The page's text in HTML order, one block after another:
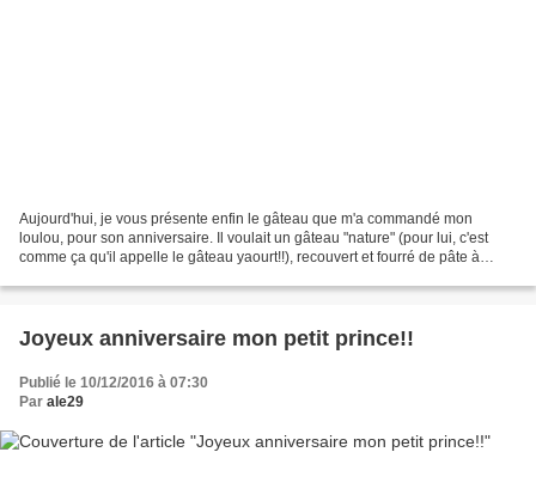
Aujourd'hui, je vous présente enfin le gâteau que m'a commandé mon
loulou, pour son anniversaire. Il voulait un gâteau "nature" (pour lui, c'est
comme ça qu'il appelle le gâteau yaourt!!), recouvert et fourré de pâte à
Joyeux anniversaire mon petit prince!!
Publié le 10/12/2016 à 07:30
Par ale29